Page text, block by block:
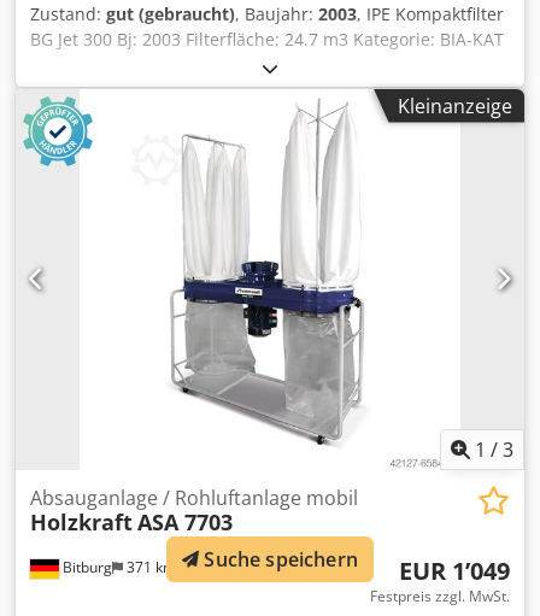
Zustand: gut (gebraucht), Baujahr: 2003, IPE Kompaktfilter
BG Jet 300 Bj: 2003 Filterfläche: 24.7 m3 Kategorie: BIA-KAT
Volumenstrom: 4000m3/h Unterdruck in Pa: 2110 Pa
Absaugdurchmesser: 250 mm Druckluftanschluss: min. 6
bar - max. 8 bar Anschlußleistung: 5 KW Nenndrehzahl: 4
KW Länge: 2000 mm Breite: 1000 mm Dsdpfxsy Dc R Te
Apwjkr Höhe: 3420 mm Gewicht: 725 kg Absaugung Neue
Filter Presse: Genius 1 Hydr. Betriebsdruck: 190 bar Bj:
04/2003 Leistung: 7 KW Standort: ab Lager 54634 Bitburg -
sofort verfügbar - Zwischenverkauf vorbehalten Wird
verkauft wie gesehen, ohne Garantie ohne Gewährleistung
Kleinanzeige
1 /3
Bitburg 371 km
Absauganlage / Rohluftanlage mobil
HolzkraftASA 7703
EUR 1’049
Festpreis zzgl. MwSt.
Suche speichern